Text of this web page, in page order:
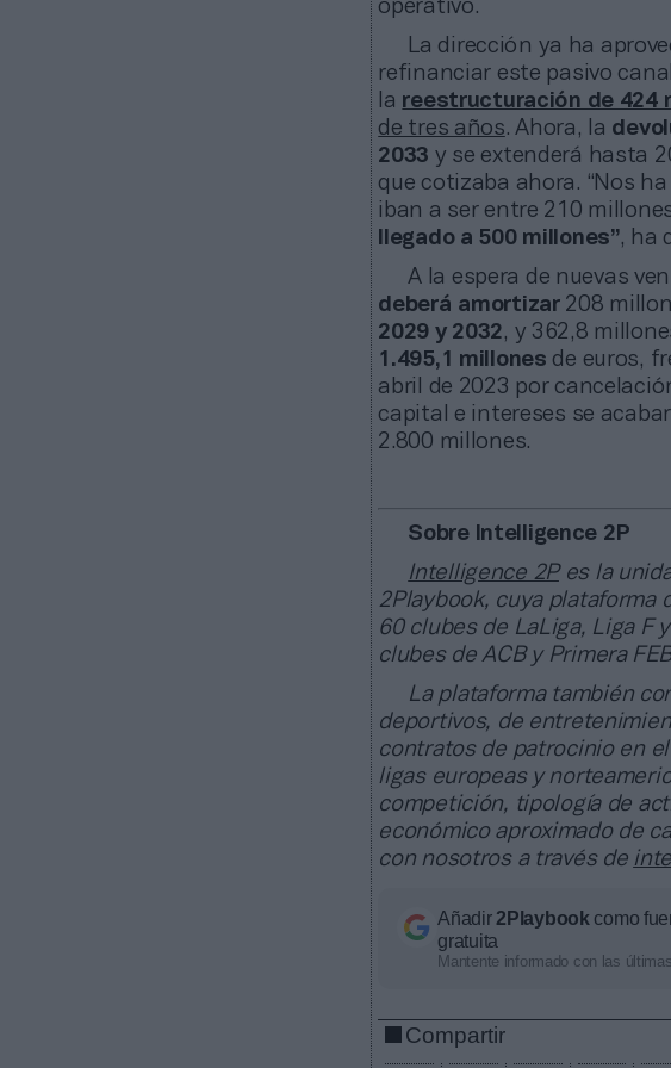
operativo.
La dirección ya ha
refinanciar este pasivo
la reestructuración de 424
de tres años. Ahora, la
2033 y se extenderá hasta
que cotizaba ahora. “Nos
iban a ser entre 210
llegado a 500 millones”, ha
A la espera de nuevas
deberá amortizar208
2029 y 2032, y 362,8
1.495,1 millones de euros,
abril de 2023 por
capital e intereses se
2.800 millones.
Sobre Intelligence 2P
Intelligence 2Pes la
2Playbook, cuya plataforma
60 clubes de LaLiga, Liga F
clubes de ACB y Primera
La plataforma también
deportivos, de
contratos de patrocinio en
ligas europeas y
competición, tipología de
económico aproximado de
con nosotros a través de
Añadir2Playbook como
gratuita
Mantente informado con las
Compartir